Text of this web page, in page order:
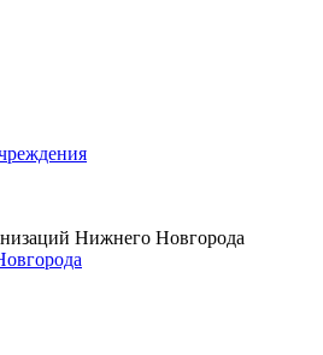
Нижнего Новгорода